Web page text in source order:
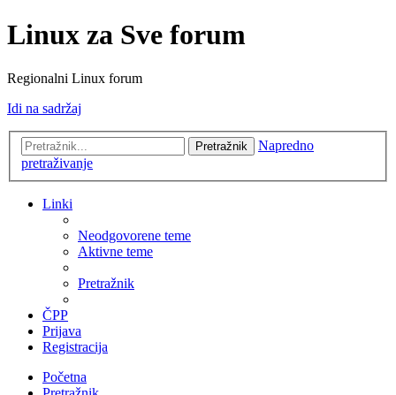
Linux za Sve forum
Regionalni Linux forum
Idi na sadržaj
Pretražnik
Napredno
pretraživanje
Linki
Neodgovorene teme
Aktivne teme
Pretražnik
ČPP
Prijava
Registracija
Početna